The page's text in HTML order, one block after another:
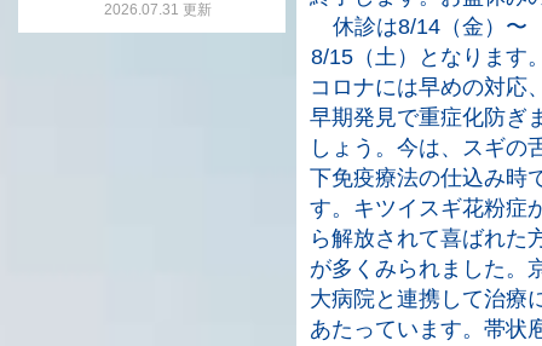
2026.07.31 更新
休診は8/14（金）〜
8/15（土）となります
コロナには早めの対応
早期発見で重症化防ぎ
しょう。今は、スギの
下免疫療法の仕込み時
す。キツイスギ花粉症
ら解放されて喜ばれた
が多くみられました。
大病院と連携して治療
あたっています。帯状